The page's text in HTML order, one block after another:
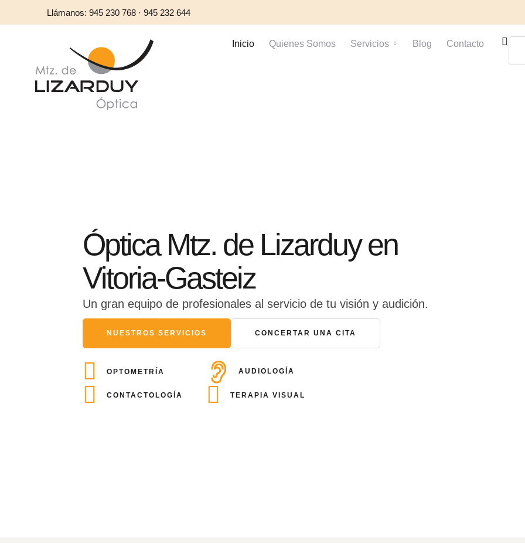
Llámanos: 945 230 768 · 945 232 644
Inicio Quienes Somos Servicios Blog Contacto
Óptica Mtz. de Lizarduy en
Vitoria-Gasteiz
Un gran equipo de profesionales al servicio de tu visión y audición.
NUESTROS SERVICIOS CONCERTAR UNA CITA
OPTOMETRÍA
CONTACTOLOGÍA
AUDIOLOGÍA
TERAPIA VISUAL